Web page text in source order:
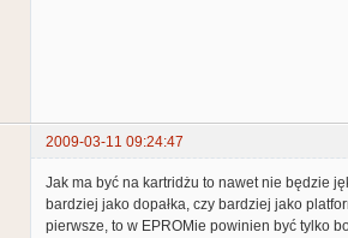
2009-03-11 09:24:47
Jak ma być na kartridżu to nawet nie będzie
bardziej jako dopałka, czy bardziej jako
pierwsze, to w EPROMie powinien być tylko